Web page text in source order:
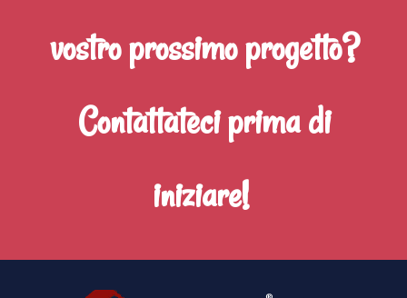
vostro prossimo progetto?
Contattateci prima di
iniziare!